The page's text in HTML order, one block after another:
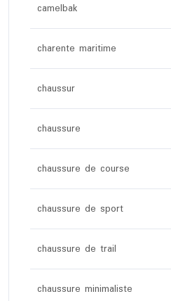
camelbak
charente maritime
chaussur
chaussure
chaussure de course
chaussure de sport
chaussure de trail
chaussure minimaliste